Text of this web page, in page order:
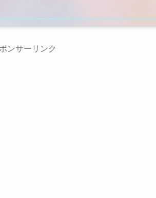
ンサーリンク